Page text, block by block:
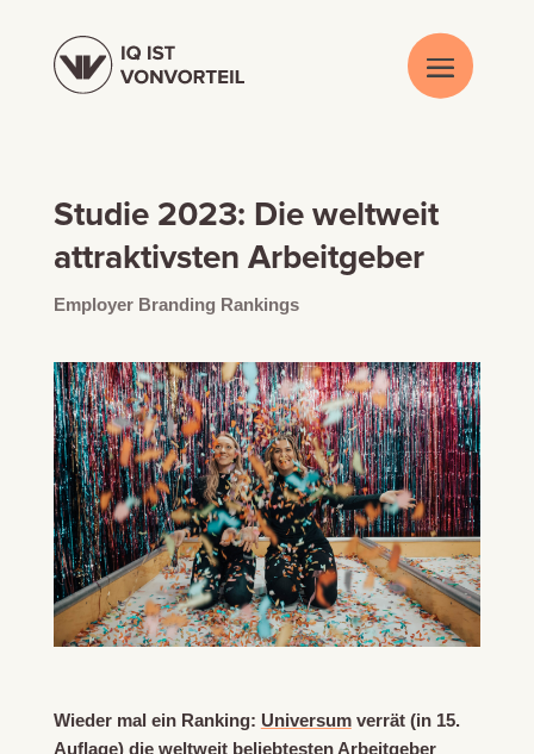
Studie 2023: Die weltweit
attraktivsten Arbeitgeber
Employer Branding Rankings
Wieder mal ein Ranking: Universumverrät (in 15.
Auflage) die weltweit beliebtesten Arbeitgeber